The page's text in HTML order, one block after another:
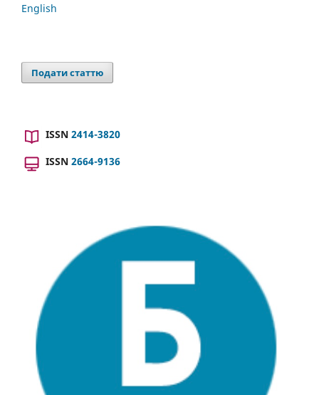
English
Подати статтю
ISSN 2414-3820
ISSN 2664-9136